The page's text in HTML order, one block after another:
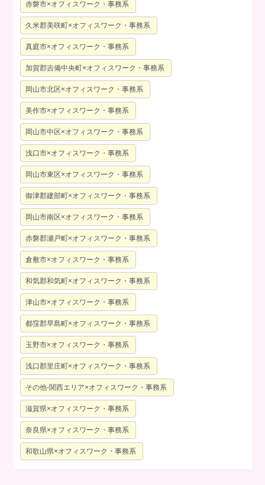
赤磐市×オフィスワーク・事務系
久米郡美咲町×オフィスワーク・事務系
真庭市×オフィスワーク・事務系
加賀郡吉備中央町×オフィスワーク・事務系
岡山市北区×オフィスワーク・事務系
美作市×オフィスワーク・事務系
岡山市中区×オフィスワーク・事務系
浅口市×オフィスワーク・事務系
岡山市東区×オフィスワーク・事務系
御津郡建部町×オフィスワーク・事務系
岡山市南区×オフィスワーク・事務系
赤磐郡瀬戸町×オフィスワーク・事務系
倉敷市×オフィスワーク・事務系
和気郡和気町×オフィスワーク・事務系
津山市×オフィスワーク・事務系
都窪郡早島町×オフィスワーク・事務系
玉野市×オフィスワーク・事務系
浅口郡里庄町×オフィスワーク・事務系
その他-関西エリア×オフィスワーク・事務系
滋賀県×オフィスワーク・事務系
奈良県×オフィスワーク・事務系
和歌山県×オフィスワーク・事務系